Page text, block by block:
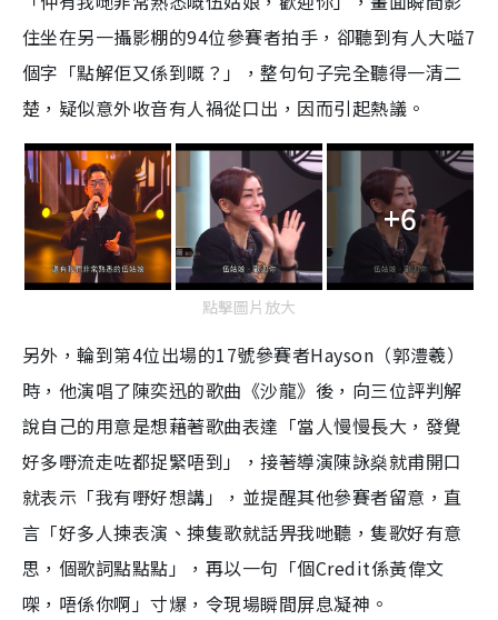
住坐在另一攝影棚的94位參賽者拍手，卻聽到有人大嗌7
個字「點解佢又係到嘅？」，整句句子完全聽得一清二
楚，疑似意外收音有人禍從口出，因而引起熱議。
+6
點擊圖片放大
另外，輪到第4位出場的17號參賽者Hayson（郭澧羲）
時，他演唱了陳奕迅的歌曲《沙龍》後，向三位評判解
說自己的用意是想藉著歌曲表達「當人慢慢長大，發覺
好多嘢流走咗都捉緊唔到」，接著導演陳詠燊就甫開口
就表示「我有嘢好想講」，並提醒其他參賽者留意，直
言 「好多人揀表演、揀隻歌就話畀我哋聽，隻歌好有意
思，個歌詞點點點」，再以一句「個Credit係黃偉文
㗎，唔係你啊」寸爆，令現場瞬間屏息凝神。